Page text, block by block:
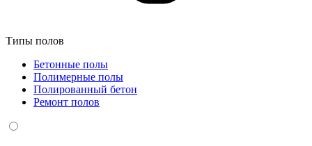
Типы полов
Бетонные полы
Полимерные полы
Полированный бетон
Ремонт полов